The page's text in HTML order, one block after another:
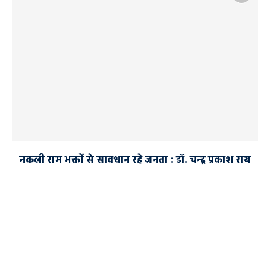
नकली राम भक्तों से सावधान रहे जनता : डॉ. चन्द्र प्रकाश राय